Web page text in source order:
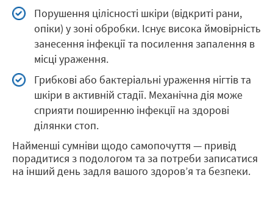
Порушення цілісності шкіри (відкриті рани,
опіки) у зоні обробки. Існує висока ймовірність
занесення інфекції та посилення запалення в
місці ураження.
Грибкові або бактеріальні ураження нігтів та
шкіри в активній стадії. Механічна дія може
сприяти поширенню інфекції на здорові
ділянки стоп.
Найменші сумніви щодо самопочуття — привід
порадитися з подологом та за потреби записатися
на інший день задля вашого здоров’я та безпеки.